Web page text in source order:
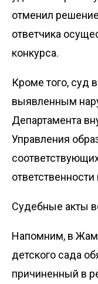
отменил
ответчика
конкурса.
Кроме того, суд
выявленным
Департамента
Управления
Судебные акты
Напомним, в
детского сада
причиненный в